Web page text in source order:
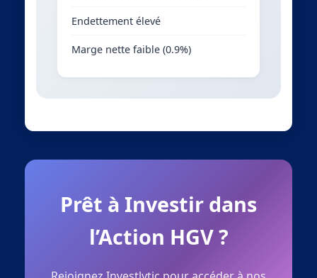
Endettement élevé
Marge nette faible (0.9%)
Prêt à Investir dans
l’Action HGV ?